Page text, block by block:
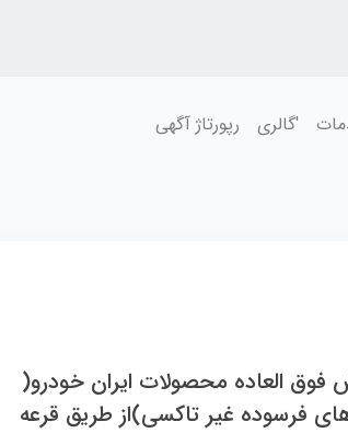
'گالری رپورتاژ آگهی
4544 - فروش فوق العاده محصولات ایران خودرو(
فرسوده غیر تاکسی)از طریق قرعه